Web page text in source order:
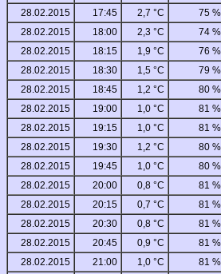
28.02.2015
17:45 2,7 °C 75 %
28.02.2015
18:00 2,3 °C 74 %
28.02.2015
18:15 1,9 °C 76 %
28.02.2015
18:30 1,5 °C 79 %
28.02.2015
18:45 1,2 °C 80 %
28.02.2015
19:00 1,0 °C 81 %
28.02.2015
19:15 1,0 °C 81 %
28.02.2015
19:30 1,2 °C 80 %
28.02.2015
19:45 1,0 °C 80 %
28.02.2015
20:00 0,8 °C 81 %
28.02.2015
20:15 0,7 °C 81 %
28.02.2015
20:30 0,8 °C 81 %
28.02.2015
20:45 0,9 °C 81 %
28.02.2015
21:00 1,0 °C 81 %